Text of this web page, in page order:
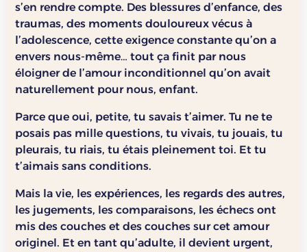
s’en rendre compte. Des blessures d’enfance, des
traumas, des moments douloureux vécus à
l’adolescence, cette exigence constante qu’on a
envers nous-même… tout ça finit par nous
éloigner de l’amour inconditionnel qu’on avait
naturellement pour nous, enfant.
Parce que oui, petite, tu savais t’aimer. Tu ne te
posais pas mille questions, tu vivais, tu jouais, tu
pleurais, tu riais, tu étais pleinement toi. Et tu
t’aimais sans conditions.
Mais la vie, les expériences, les regards des autres,
les jugements, les comparaisons, les échecs ont
mis des couches et des couches sur cet amour
originel. Et en tant qu’adulte, il devient urgent,